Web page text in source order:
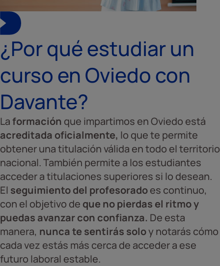
¿Por qué estudiar un
curso en Oviedo con
Davante?
Laformación que impartimos en Oviedo está
acreditada oficialmente, lo que te permite
obtener una titulación válida en todo el territorio
nacional. También permite a los estudiantes
acceder a titulaciones superiores si lo desean.
El seguimiento del profesoradoes continuo,
con el objetivo de que no pierdas el ritmo y
puedas avanzar con confianza. De esta
manera, nunca te sentirás soloy notarás cómo
cada vez estás más cerca de acceder a ese
futuro laboral estable.